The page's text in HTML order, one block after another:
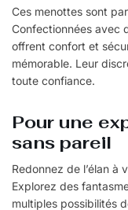
Ces menottes sont
Confectionnées avec
offrent confort et
mémorable. Leur
toute confiance.
Pour une
sans pareil
Redonnez de l’élan à
Explorez des
multiples possibilités